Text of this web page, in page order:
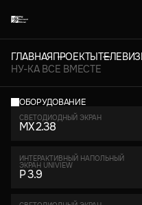
ГЛАВНАЯПРОЕКТЫ
НУ-КА ВСЕ ВМЕСТЕ
ОБОРУДОВАНИЕ
СВЕТОДИОДНЫЙ ЭКРАН
MX 2.38
ИНТЕРАКТИВНЫЙ НАПОЛЬНЫЙ
ЭКРАН UNIVIEW
P 3.9